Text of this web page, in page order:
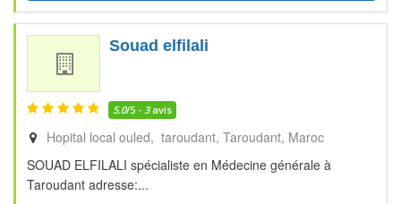
Souad elfilali
5.0/5 - 3avis
Hopital local ouled, taroudant Taroudant Maroc
SOUAD ELFILALI spécialiste en Médecine générale à
Taroudant adresse:...